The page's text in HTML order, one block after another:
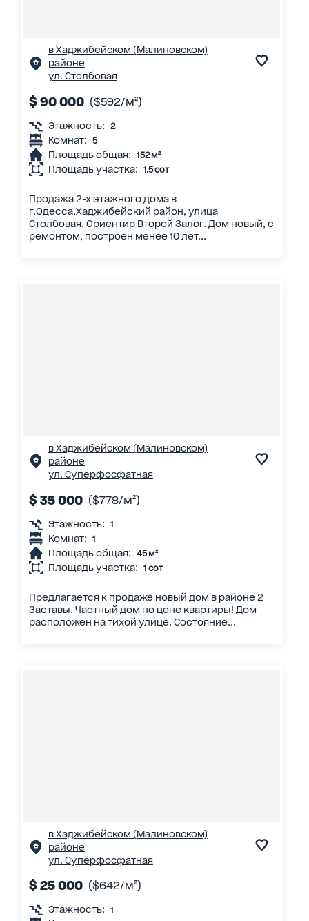
в Хаджибейском (Малиновском)
районе
ул. Столбовая
$ 90 000 ($592/м²)
Этажность: 2
Комнат: 5
Площадь общая: 152 м²
Площадь участка: 1.5 сот
Продажа 2-х этажного дома в
г.Одесса,Хаджибейский район, улица
Столбовая. Ориентир Второй Залог. Дом новый, с
ремонтом, построен менее 10 лет...
в Хаджибейском (Малиновском)
районе
ул. Суперфосфатная
$ 35 000 ($778/м²)
Этажность: 1
Комнат: 1
Площадь общая: 45 м²
Площадь участка: 1 сот
Предлагается к продаже новый дом в районе 2
Заставы. Частный дом по цене квартиры! Дом
расположен на тихой улице. Состояние...
в Хаджибейском (Малиновском)
районе
ул. Суперфосфатная
$ 25 000 ($642/м²)
Этажность: 1